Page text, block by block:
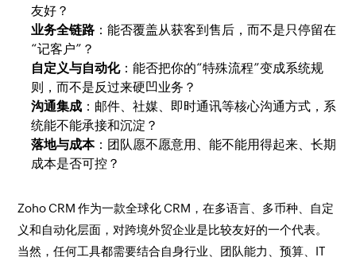
友好？
业务全链路 ：能否覆盖从获客到售后，而不是只停留在
“记客户”？
自定义与自动化：能否把你的“特殊流程”变成系统规
则，而不是反过来硬凹业务？
沟通集成 ：邮件、社媒、即时通讯等核心沟通方式，系
统能不能承接和沉淀？
落地与成本：团队愿不愿意用、能不能用得起来、长期
成本是否可控？
Zoho CRM 作为一款全球化 CRM，在多语言、多币种、自定
义和自动化层面，对跨境外贸企业是比较友好的一个代表。
当然，任何工具都需要结合自身行业、团队能力、预算、IT